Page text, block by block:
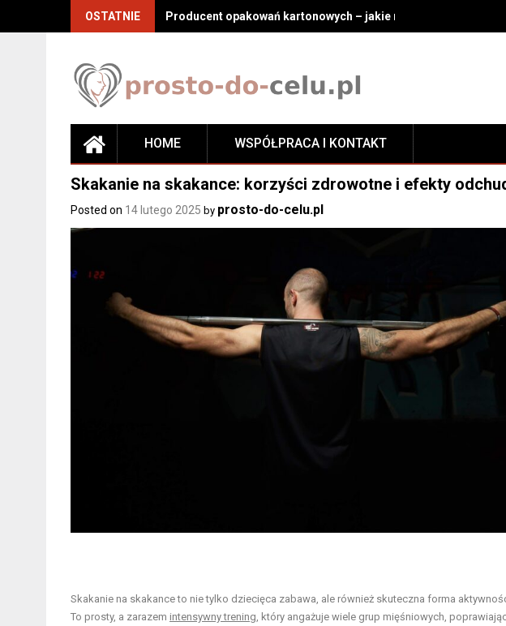
OSTATNIE Producent opakowań kartonowych – jakie rozwiązania
HOME WSPÓŁPRACA I KONTAKT
Skakanie na skakance: korzyści zdrowotne i efekty
Posted on 14 lutego 2025 by prosto-do-celu.pl
Skakanie na skakance to nie tylko dziecięca zabawa, ale również skuteczna forma
To prosty, a zarazem intensywny trening, który angażuje wiele grup mięśniowych,